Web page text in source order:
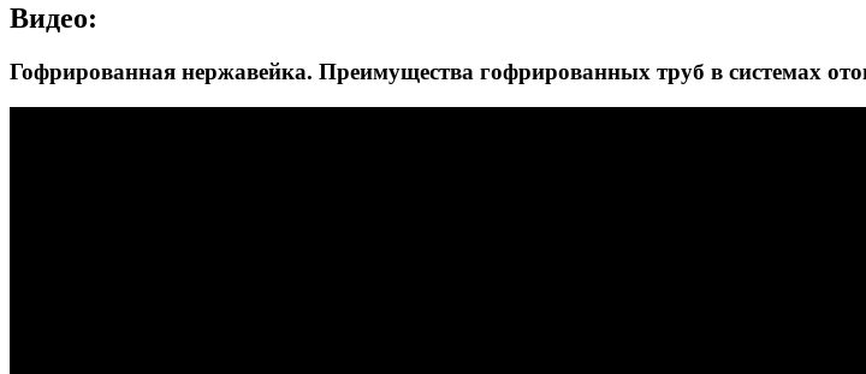
Видео:
Гофрированная нержавейка. Преимущества гофрированных труб в системах